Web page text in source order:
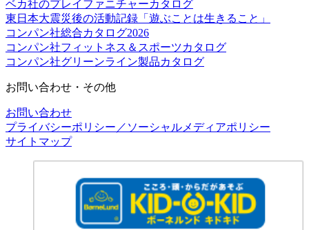
ベカ社のプレイファニチャーカタログ
東日本大震災後の活動記録「遊ぶことは生きること」
コンパン社総合カタログ2026
コンパン社フィットネス＆スポーツカタログ
コンパン社グリーンライン製品カタログ
お問い合わせ・その他
お問い合わせ
プライバシーポリシー／ソーシャルメディアポリシー
サイトマップ